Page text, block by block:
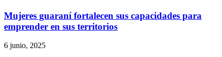
Mujeres guaraní fortalecen sus capacidades para
emprender en sus territorios
6 junio, 2025